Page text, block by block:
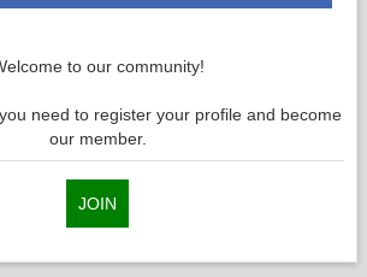
to our community!
need to register your profile and become
our member.
JOIN